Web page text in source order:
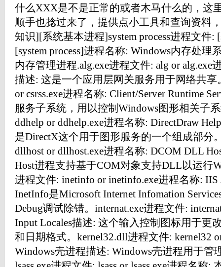
什么XXX是不是正常的或者木马什么的，这
顺手也捻过来了，提供点小工具和查询资料
知识][系统基本进程]system process进程文件:
[system process]进程名称: Windows内存处理
内存管理进程.alg.exe进程文件: alg or alg.exe
描述: 这是一个应用层网关服务用于网络共享
or csrss.exe进程名称: Client/Server Runtime
服务子系统，用以控制Windows图形相关子
ddhelp or ddhelp.exe进程名称: DirectDraw
是DirectX这个用于图形服务的一个组成部分
dllhost or dllhost.exe进程名称: DCOM DLL
Host进程支持基于COM对象支持DLL以运行
进程文件: inetinfo or inetinfo.exe进程名称: IIS
InetInfo是Microsoft Internet Infomation
Debug调试除错。internat.exe进程文件:
Input Locales描述: 这个输入控制图标用于更
和日期格式。kernel32.dll进程文件: kernel32
Windows壳进程描述: Windows壳进程用于管